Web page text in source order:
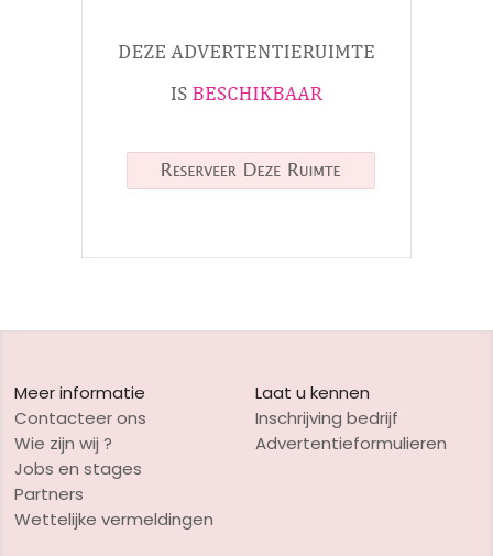
Meer informatie
Contacteer ons
Wie zijn wij ?
Jobs en stages
Partners
Wettelijke vermeldingen
Laat u kennen
Inschrijving bedrijf
Advertentieformulieren